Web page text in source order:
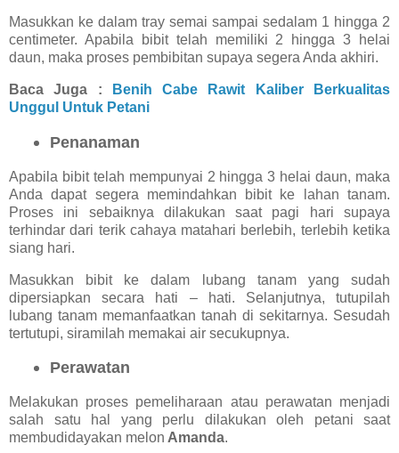
Masukkan ke dalam tray semai sampai sedalam 1 hingga 2
centimeter. Apabila bibit telah memiliki 2 hingga 3 helai
daun, maka proses pembibitan supaya segera Anda akhiri.
Baca Juga :
Benih Cabe Rawit Kaliber Berkualitas
Unggul Untuk Petani
Penanaman
Apabila bibit telah mempunyai 2 hingga 3 helai daun, maka
Anda dapat segera memindahkan bibit ke lahan tanam.
Proses ini sebaiknya dilakukan saat pagi hari supaya
terhindar dari terik cahaya matahari berlebih, terlebih ketika
siang hari.
Masukkan bibit ke dalam lubang tanam yang sudah
dipersiapkan secara hati – hati. Selanjutnya, tutupilah
lubang tanam memanfaatkan tanah di sekitarnya. Sesudah
tertutupi, siramilah memakai air secukupnya.
Perawatan
Melakukan proses pemeliharaan atau perawatan menjadi
salah satu hal yang perlu dilakukan oleh petani saat
membudidayakan melon Amanda.